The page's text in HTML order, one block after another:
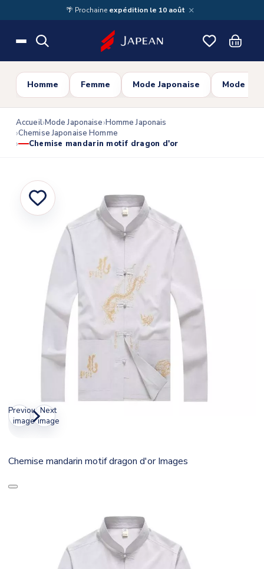
Skip to main content🌴 Prochaine expédition le 10 août ×
Homme Femme Mode Japonaise Mode
Accueil Mode Japonaise Homme Japonais
Chemise Japonaise Homme
Chemise mandarin motif dragon d'or
Previous
image
Next
image
Chemise mandarin motif dragon d'or Images